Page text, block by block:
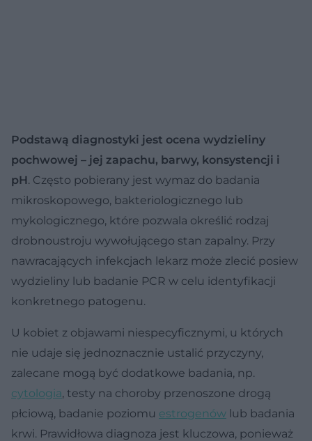
Podstawą diagnostyki jest ocena wydzieliny
pochwowej – jej zapachu, barwy, konsystencji i
pH. Często pobierany jest wymaz do badania
mikroskopowego, bakteriologicznego lub
mykologicznego, które pozwala określić rodzaj
drobnoustroju wywołującego stan zapalny. Przy
nawracających infekcjach lekarz może zlecić posiew
wydzieliny lub badanie PCR w celu identyfikacji
konkretnego patogenu.
U kobiet z objawami niespecyficznymi, u których
nie udaje się jednoznacznie ustalić przyczyny,
zalecane mogą być dodatkowe badania, np.
cytologia, testy na choroby przenoszone drogą
płciową, badanie poziomu estrogenów lub badania
krwi. Prawidłowa diagnoza jest kluczowa, ponieważ